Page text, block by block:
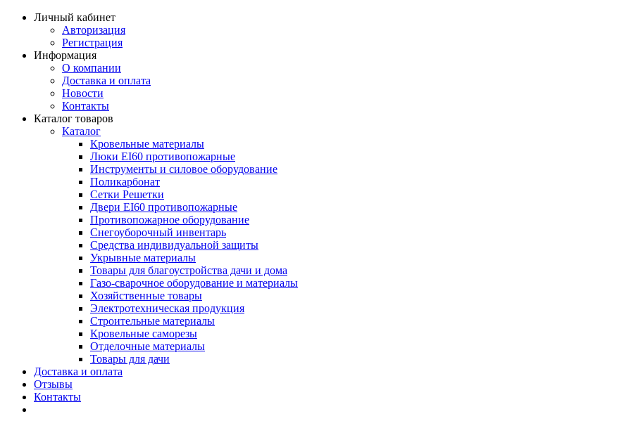
Личный кабинет
Авторизация
Регистрация
Информация
О компании
Доставка и оплата
Новости
Контакты
Каталог товаров
Каталог
Кровельные материалы
Люки EI60 противопожарные
Инструменты и силовое оборудование
Поликарбонат
Сетки Решетки
Двери EI60 противопожарные
Противопожарное оборудование
Снегоуборочный инвентарь
Средства индивидуальной защиты
Укрывные материалы
Товары для благоустройства дачи и дома
Газо-сварочное оборудование и материалы
Хозяйственные товары
Электротехническая продукция
Строительные материалы
Кровельные саморезы
Отделочные материалы
Товары для дачи
Доставка и оплата
Отзывы
Контакты